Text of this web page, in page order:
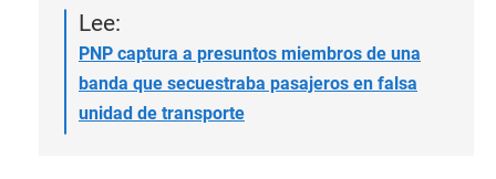
Lee:
PNP captura a presuntos miembros de una
banda que secuestraba pasajeros en falsa
unidad de transporte